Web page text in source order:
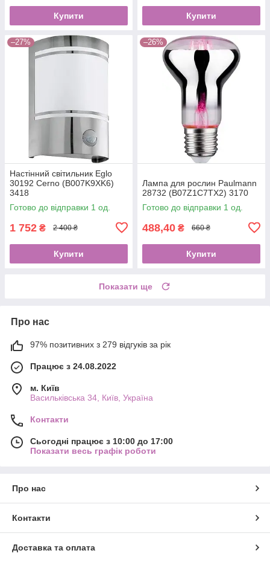
Купити Купити
–27%
Настінний світильник Eglo
30192 Cerno (B007K9XK6)
3418
Готово до відправки 1 од.
1 752 ₴ 2 400 ₴
Купити
–26%
Лампа для рослин Paulmann
28732 (B07Z1C7TX2) 3170
Готово до відправки 1 од.
488,40 ₴ 660 ₴
Купити
Показати ще
Про нас
97% позитивних з 279 відгуків за рік
Працює з 24.08.2022
м. Київ
Васильківська 34, Київ, Україна
Контакти
Сьогодні працює з 10:00 до 17:00
Показати весь графік роботи
Про нас
Контакти
Доставка та оплата